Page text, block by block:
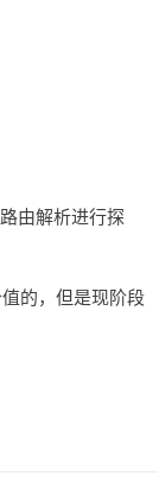
由解析进行探
的，但是现阶段